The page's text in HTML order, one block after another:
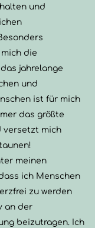
und
die
jahrelange
und
ist für mich
das größte
versetzt mich
meinen
ich Menschen
zu werden
an der
beizutragen. Ich